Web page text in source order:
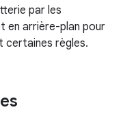
par les
en arrière-plan pour
certaines règles.